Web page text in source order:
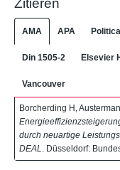
Zitieren
AMA APA
Din 1505-2 Elsevier
Vancouver
Borcherding H,
durch neuartige
DEAL
. Düsseldorf: